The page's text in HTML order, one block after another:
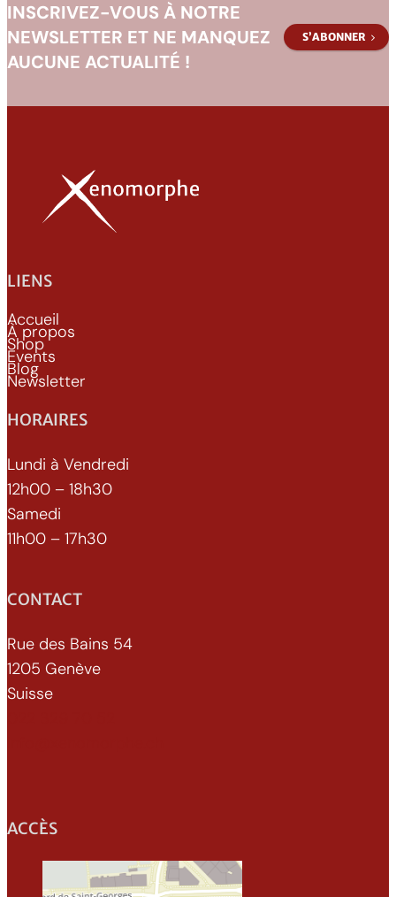
INSCRIVEZ-VOUS À NOTRE
NEWSLETTER ET NE MANQUEZ
AUCUNE ACTUALITÉ !
S’ABONNER
LIENS
Accueil
À propos
Shop
Events
Blog
Newsletter
HORAIRES
Lundi à Vendredi
12h00 – 18h30
Samedi
11h00 – 17h30
CONTACT
Rue des Bains 54
1205 Genève
Suisse
ACCÈS